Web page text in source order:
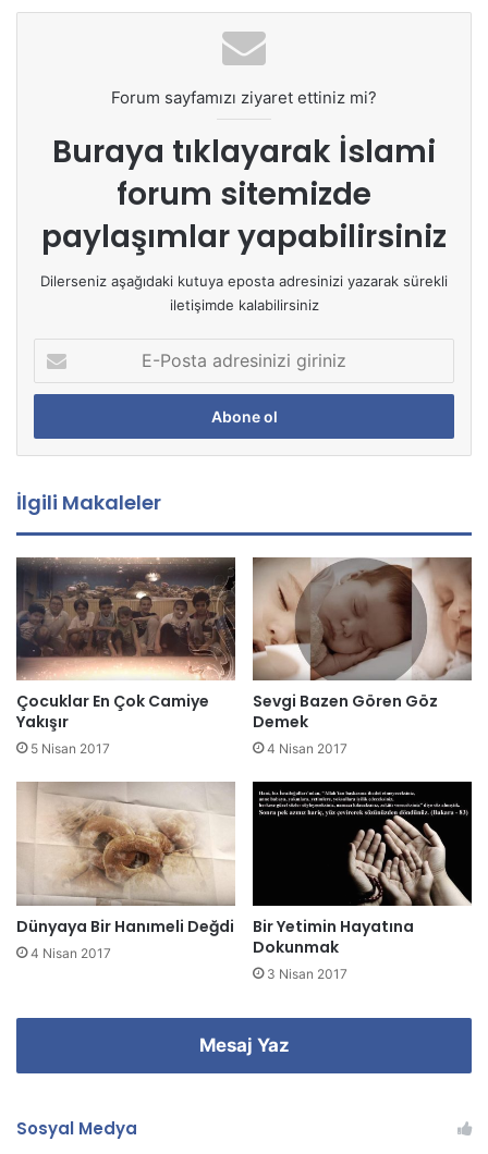
Forum sayfamızı ziyaret ettiniz mi?
Buraya tıklayarak İslami
forum sitemizde
paylaşımlar yapabilirsiniz
Dilerseniz aşağıdaki kutuya eposta adresinizi yazarak sürekli
iletişimde kalabilirsiniz
P
s
a
d
r
s
i
n
i
i
r
i
İlgili Makaleler
Çocuklar En Çok Camiye
Yakışır
5 Nisan 2017
Sevgi Bazen Gören Göz
Demek
4 Nisan 2017
Dünyaya Bir Hanımeli Değdi
4 Nisan 2017
Bir Yetimin Hayatına
Dokunmak
3 Nisan 2017
Mesaj Yaz
Sosyal Medya